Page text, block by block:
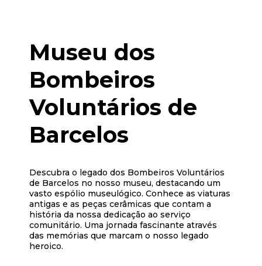
Museu dos
Bombeiros
Voluntários de
Barcelos
Descubra o legado dos Bombeiros Voluntários
de Barcelos no nosso museu, destacando um
vasto espólio museulógico. Conhece as viaturas
antigas e as peças cerâmicas que contam a
história da nossa dedicação ao serviço
comunitário. Uma jornada fascinante através
das memórias que marcam o nosso legado
heroico.